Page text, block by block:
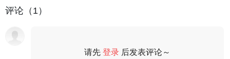
评论（1）
请先登录 后发表评论～